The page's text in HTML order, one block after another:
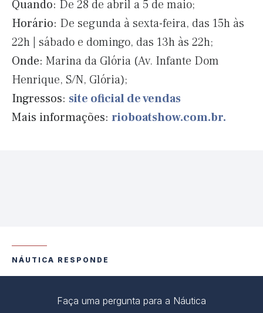
Quando: De 28 de abril a 5 de maio;
Horário: De segunda à sexta-feira, das 15h às
22h | sábado e domingo, das 13h às 22h;
Onde: Marina da Glória (Av. Infante Dom
Henrique, S/N, Glória);
Ingressos: site oficial de vendas
Mais informações: rioboatshow.com.br.
NÁUTICA RESPONDE
Faça uma pergunta para a Náutica